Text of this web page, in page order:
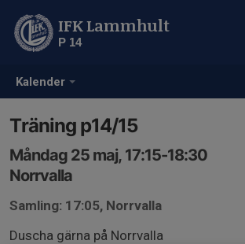
Kalender
IFK Lammhult
P 14
Träning p14/15
Måndag 25 maj, 17:15-18:30
Norrvalla
Samling: 17:05, Norrvalla
Duscha gärna på Norrvalla